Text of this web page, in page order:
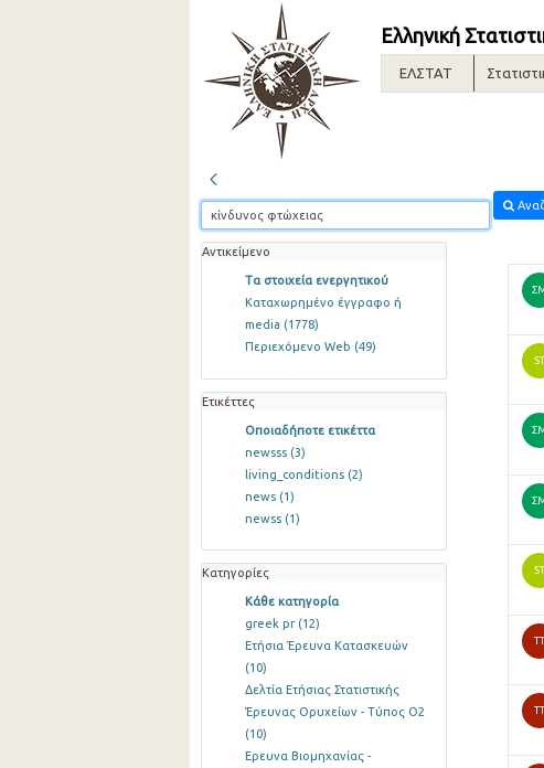
Ελληνική
ΕΛΣΤΑΤ
Αντικείμενο
Τα στοιχεία ενεργητικού
Καταχωρημένο έγγραφο ή
media (1778)
Περιεχόμενο Web (49)
Ετικέττες
Οποιαδήποτε ετικέττα
newsss (3)
living_conditions (2)
news (1)
newss (1)
Κατηγορίες
Κάθε κατηγορία
greek pr (12)
Ετήσια Έρευνα Κατασκευών
(10)
Δελτία Ετήσιας Στατιστικής
Έρευνας Ορυχείων - Τύπος Ο2
(10)
Ερευνα Βιομηχανίας -
ST
ST
TT
TT